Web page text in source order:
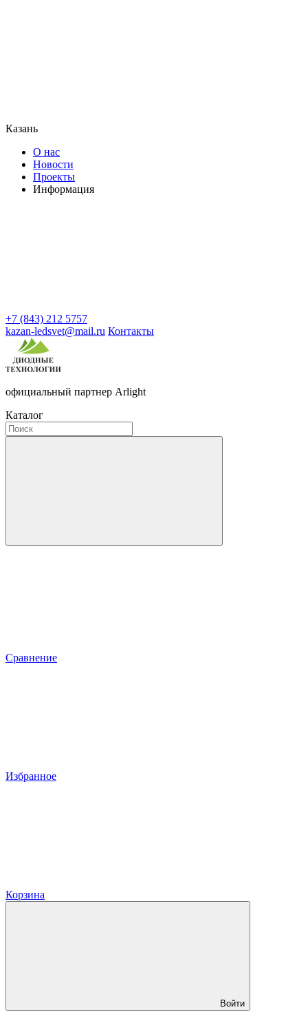
Казань
О нас
Новости
Проекты
Информация
+7 (843) 212 5757
kazan-ledsvet@mail.ru Контакты
официальный партнер Arlight
Каталог
Сравнение
Избранное
Корзина
Войти